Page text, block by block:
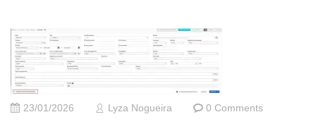
23/01/2026 Lyza Nogueira 0 Comments